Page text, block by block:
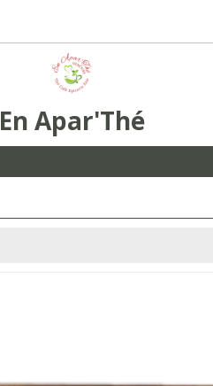
En Apar'Thé